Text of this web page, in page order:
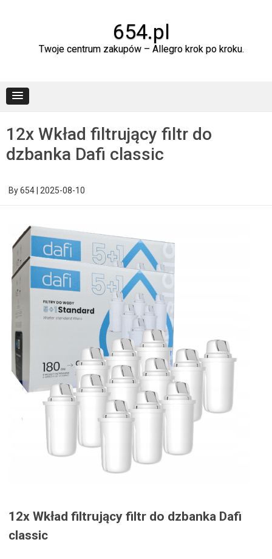
654.pl
Twoje centrum zakupów – Allegro krok po kroku.
12x Wkład filtrujący filtr do
dzbanka Dafi classic
By654 2025-08-10
12x Wkład filtrujący filtr do dzbanka Dafi
classic